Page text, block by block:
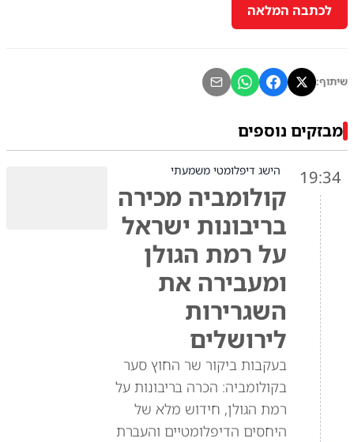
לכתבה המלאה
שיתוף:
מבזקים נוספים
19:34 הישג דיפלומטי משמעתי
קולומביה מכירה
בריבונות ישראל
על רמת הגולן
ומעבירה את
השגרירות
לירושלים
בעקבות ביקור שר החוץ סער
בקולומביה: הכרה בריבונות על
רמת הגולן, חידוש מלא של
היחסים הדיפלומטיים והעברת